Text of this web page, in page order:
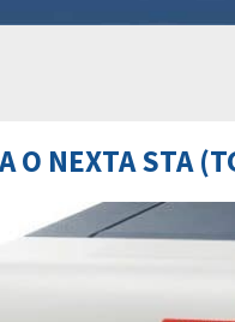
O NEXTA STA